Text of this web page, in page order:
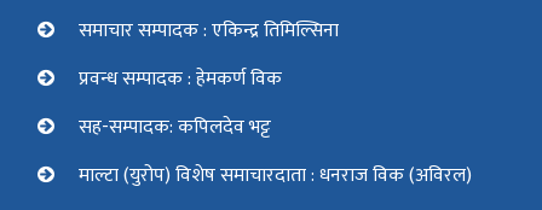
समाचार सम्पादक : एकिन्द्र तिमिल्सिना
प्रवन्ध सम्पादक : हेमकर्ण विक
सह-सम्पादक: कपिलदेव भट्ट
माल्टा (युरोप) विशेष समाचारदाता : धनराज विक (अविरल)